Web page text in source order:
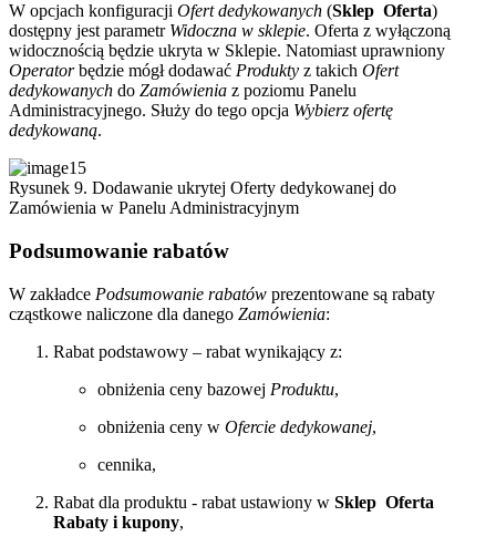
W opcjach konfiguracji Ofert dedykowanych (Sklep Oferta)
dostępny jest parametr Widoczna w sklepie. Oferta z wyłączoną
widocznością będzie ukryta w Sklepie. Natomiast uprawniony
Operatorbędzie mógł dodawać Produkty z takich Ofert
dedykowanych do Zamówienia z poziomu Panelu
Administracyjnego. Służy do tego opcja Wybierz ofertę
dedykowaną.
Rysunek 9. Dodawanie ukrytej Oferty dedykowanej do
Zamówienia w Panelu Administracyjnym
Podsumowanie rabatów
W zakładce Podsumowanie rabatów prezentowane są rabaty
cząstkowe naliczone dla danego Zamówienia:
Rabat podstawowy – rabat wynikający z:
obniżenia ceny bazowej Produktu,
obniżenia ceny w Ofercie dedykowanej,
cennika,
Rabat dla produktu - rabat ustawiony w Sklep Oferta
Rabaty i kupony,